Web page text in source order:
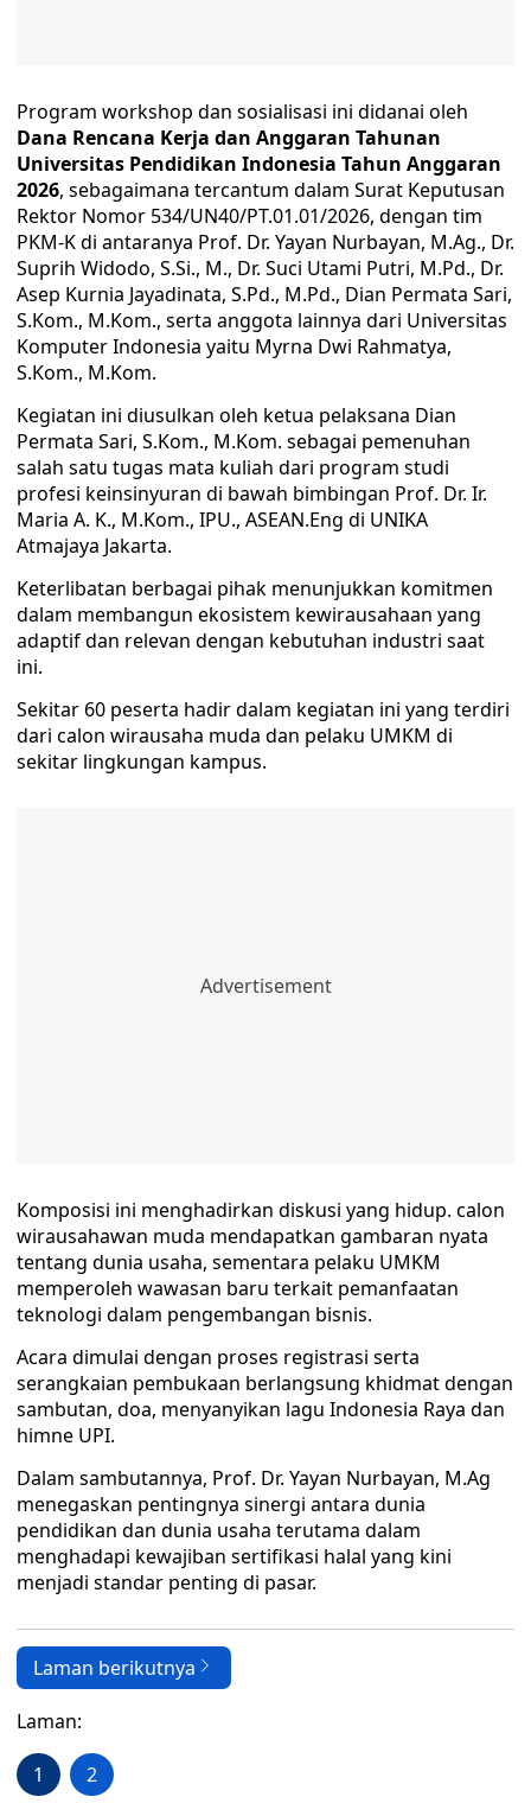
Program workshop dan sosialisasi ini didanai oleh
Dana Rencana Kerja dan Anggaran Tahunan
Universitas Pendidikan Indonesia Tahun Anggaran
2026, sebagaimana tercantum dalam Surat Keputusan
Rektor Nomor 534/UN40/PT.01.01/2026, dengan tim
PKM-K di antaranya Prof. Dr. Yayan Nurbayan, M.Ag., Dr.
Suprih Widodo, S.Si., M., Dr. Suci Utami Putri, M.Pd., Dr.
Asep Kurnia Jayadinata, S.Pd., M.Pd., Dian Permata Sari,
S.Kom., M.Kom., serta anggota lainnya dari Universitas
Komputer Indonesia yaitu Myrna Dwi Rahmatya,
S.Kom., M.Kom.
Kegiatan ini diusulkan oleh ketua pelaksana Dian
Permata Sari, S.Kom., M.Kom. sebagai pemenuhan
salah satu tugas mata kuliah dari program studi
profesi keinsinyuran di bawah bimbingan Prof. Dr. Ir.
Maria A. K., M.Kom., IPU., ASEAN.Eng di UNIKA
Atmajaya Jakarta.
Keterlibatan berbagai pihak menunjukkan komitmen
dalam membangun ekosistem kewirausahaan yang
adaptif dan relevan dengan kebutuhan industri saat
ini.
Sekitar 60 peserta hadir dalam kegiatan ini yang terdiri
dari calon wirausaha muda dan pelaku UMKM di
sekitar lingkungan kampus.
Komposisi ini menghadirkan diskusi yang hidup. calon
wirausahawan muda mendapatkan gambaran nyata
tentang dunia usaha, sementara pelaku UMKM
memperoleh wawasan baru terkait pemanfaatan
teknologi dalam pengembangan bisnis.
Acara dimulai dengan proses registrasi serta
serangkaian pembukaan berlangsung khidmat dengan
sambutan, doa, menyanyikan lagu Indonesia Raya dan
himne UPI.
Dalam sambutannya, Prof. Dr. Yayan Nurbayan, M.Ag
menegaskan pentingnya sinergi antara dunia
pendidikan dan dunia usaha terutama dalam
menghadapi kewajiban sertifikasi halal yang kini
menjadi standar penting di pasar.
Laman berikutnya
Laman:
1 2